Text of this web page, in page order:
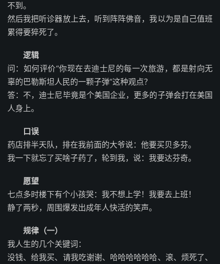
不到。
然后我把听诊器放上去，听到阵阵佛音，我以为是自己值班
累得要猝死了。
逻辑
问：如何评价“你现在去迪士尼的每一次旅游，都是射向无
辜的巴勒斯坦人民的一颗子弹”这种观点？
答：不，迪士尼毕竟是个美国企业，更多的子弹会打在美国
人身上。
口误
药店排半天队，排在我前面的大爷说：他要买贝多芬。
我一下就忘了买啥子药了，轮到我，说：我要达芬奇。
愿望
七点多时楼下有个小孩哭：我不想上学！我要去上班！
静了两秒，周围爆发出成年人快活的笑声。
规律（一）
我人生的几个关键词：
没钱、给我买、请我吃谢谢、哈哈哈哈哈哈、滚、烦死了、